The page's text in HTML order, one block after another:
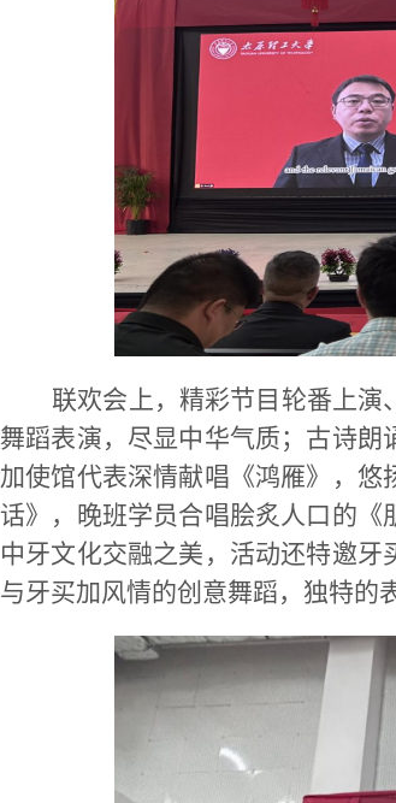
联欢会上，精彩节目轮番上
舞蹈表演，尽显中华气质；古诗
加使馆代表深情献唱《鸿雁》，
话》，晚班学员合唱脍炙人口的
中牙文化交融之美，活动还特邀
与牙买加风情的创意舞蹈，独特的